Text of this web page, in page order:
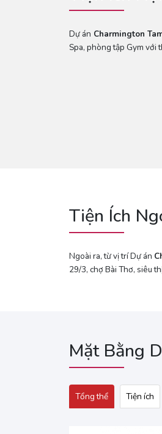
Dự án Charmington
Spa, phòng tập Gym với
Tiện Ích
Ngoài ra, từ vị trí Dự án
29/3, chợ Bài Thơ, siêu
Mặt Bằng
Tổng thể Tiện ích